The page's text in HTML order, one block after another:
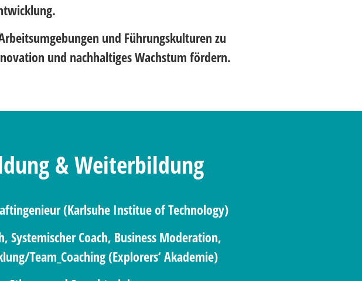
und Führungskulturen zu
und nachhaltiges Wachstum fördern.
& Weiterbildung
(Karlsuhe Institue of Technology)
Systemischer Coach, Business Moderation,
Team_Coaching (Explorers‘ Akademie)